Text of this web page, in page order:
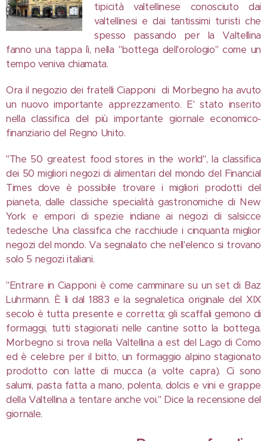
tipicità valtellinese conosciuto dai
valtellinesi e dai tantissimi turisti che
spesso passando per la Valtellina
fanno una tappa lì, nella "bottega dell'orologio" come un
tempo veniva chiamata.
Ora il negozio dei fratelli Ciapponi di Morbegno ha avuto
un nuovo importante apprezzamento. E' stato inserito
nella classifica del più importante giornale economico-
finanziario del Regno Unito.
"The 50 greatest food stores in the world", la classifica
dei 50 migliori negozi di alimentari del mondo del Financial
Times dove è possibile trovare i migliori prodotti del
pianeta, dalle classiche specialità gastronomiche di New
York e empori di spezie indiane ai negozi di salsicce
tedesche Una classifica che racchiude i cinquanta miglior
negozi del mondo. Va segnalato che nell'elenco si trovano
solo 5 negozi italiani.
"Entrare in Ciapponi è come camminare su un set di Baz
Luhrmann. È lì dal 1883 e la segnaletica originale del XIX
secolo è tutta presente e corretta; gli scaffali gemono di
formaggi, tutti stagionati nelle cantine sotto la bottega.
Morbegno si trova nella Valtellina a est del Lago di Como
ed è celebre per il bitto, un formaggio alpino stagionato
prodotto con latte di mucca (a volte capra). Ci sono
salumi, pasta fatta a mano, polenta, dolcis e vini e grappe
della Valtellina a tentare anche voi." Dice la recensione del
giornale.